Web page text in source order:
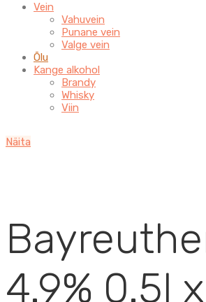
Vein
Vahuvein
Punane vein
Valge vein
Õlu
Kange alkohol
Brandy
Whisky
Viin
Näita
4.9% 0.5l x